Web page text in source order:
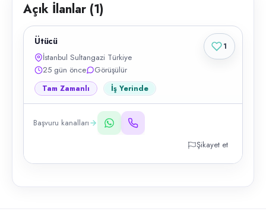
Açık İlanlar (1)
Ütücü
İstanbul Sultangazi Türkiye
25 gün önce
Görüşülür
Tam Zamanlı İş Yerinde
Başvuru kanalları
Şikayet et
1